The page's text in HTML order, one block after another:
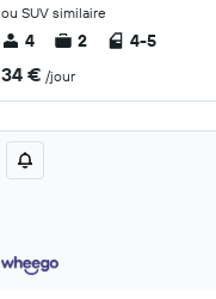
ou SUV similaire
4 2 4-5
34 € /jour